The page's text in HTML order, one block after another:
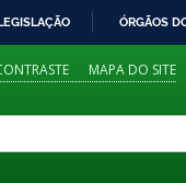
ÓRGÃOS
MAPA DO SITE